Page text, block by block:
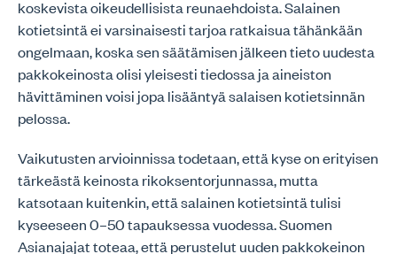
koskevista oikeudellisista reunaehdoista. Salainen
kotietsintä ei varsinaisesti tarjoa ratkaisua tähänkään
ongelmaan, koska sen säätämisen jälkeen tieto uudesta
pakkokeinosta olisi yleisesti tiedossa ja aineiston
hävittäminen voisi jopa lisääntyä salaisen kotietsinnän
pelossa.
Vaikutusten arvioinnissa todetaan, että kyse on erityisen
tärkeästä keinosta rikoksentorjunnassa, mutta
katsotaan kuitenkin, että salainen kotietsintä tulisi
kyseeseen 0–50 tapauksessa vuodessa. Suomen
Asianajajat toteaa, että perustelut uuden pakkokeinon